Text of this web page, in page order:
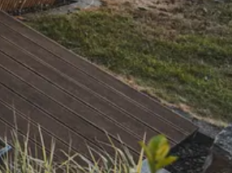
Versand